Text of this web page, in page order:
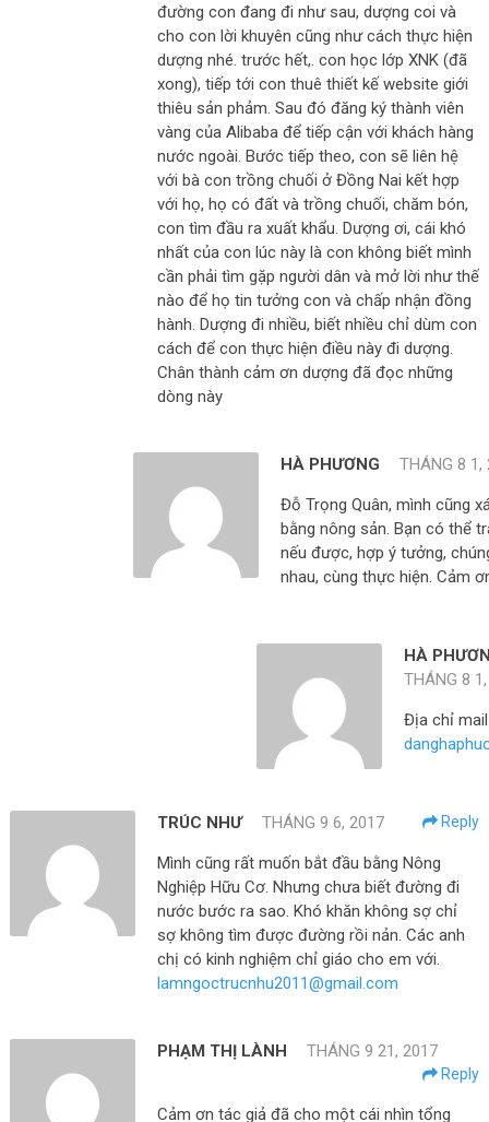
đường con đang đi như sau, dượng coi và
cho con lời khuyên cũng như cách thực hiện
dượng nhé. trước hết,. con học lớp XNK (đã
xong), tiếp tới con thuê thiết kế website giới
thiêu sản phảm. Sau đó đăng ký thành viên
vàng của Alibaba để tiếp cận với khách hàng
nước ngoài. Bước tiếp theo, con sẽ liên hệ
với bà con trồng chuối ở Đồng Nai kết hợp
với họ, họ có đất và trồng chuối, chăm bón,
con tìm đầu ra xuất khẩu. Dượng ơi, cái khó
nhất của con lúc này là con không biết mình
cần phải tìm gặp người dân và mở lời như thế
nào để họ tin tưởng con và chấp nhận đồng
hành. Dượng đi nhiều, biết nhiều chỉ dùm con
cách để con thực hiện điều này đi dượng.
Chân thành cảm ơn dượng đã đọc những
dòng này
HÀ PHƯƠNG THÁNG 8 1,
Đỗ Trọng Quân, mình cũng
bằng nông sản. Bạn có thể
nếu được, hợp ý tưởng,
nhau, cùng thực hiện. Cảm
HÀ
THÁNG 8
Địa chỉ
TRÚC NHƯ THÁNG 9 6, 2017 Reply
Mình cũng rất muốn bắt đầu bằng Nông
Nghiệp Hữu Cơ. Nhưng chưa biết đường đi
nước bước ra sao. Khó khăn không sợ chỉ
sợ không tìm được đường rồi nản. Các anh
chị có kinh nghiệm chỉ giáo cho em với.
lamngoctrucnhu2011@gmail.com
PHẠM THỊ LÀNH THÁNG 9 21, 2017
Reply
Cảm ơn tác giả đã cho một cái nhìn tổng